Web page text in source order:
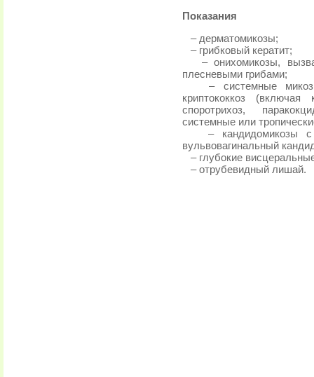
Показания
– дерматомикозы;
– грибковый кератит;
– онихомикозы,
плесневыми грибами;
– системные микозы:
криптококкоз (включая
споротрихоз,
системные или
– кандидомикозы с
вульвовагинальный
– глубокие
– отрубевидный лишай.